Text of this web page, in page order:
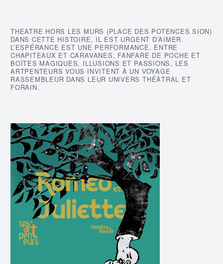
THEATRE HORS LES MURS (PLACE DES POTENCES SION)
DANS CETTE HISTOIRE, IL EST URGENT D’AIMER.
L’ESPÉRANCE EST UNE PERFORMANCE. ENTRE
CHAPITEAUX ET CARAVANES, FANFARE DE POCHE ET
BOÎTES MAGIQUES, ILLUSIONS ET PASSIONS, LES
ARTPENTEURS VOUS INVITENT À UN VOYAGE
RASSEMBLEUR DANS LEUR UNIVERS THÉÂTRAL ET
FORAIN.